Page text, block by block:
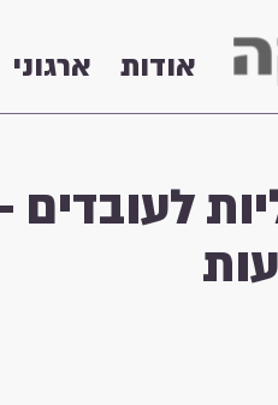
אודות ארגוני